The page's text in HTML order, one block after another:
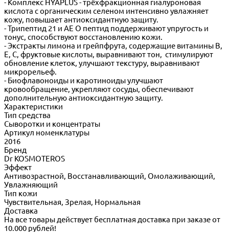
- Комплекс HYAPLUS - трёхфракционная гиалуроновая
кислота с органическим селеном интенсивно увлажняет
кожу, повышает антиоксидантную защиту.
- Трипептид 21 и АЕ О пептид поддерживают упругость и
тонус, способствуют восстановлению кожи.
- Экстракты лимона и грейпфрута, содержащие витамины B,
E, C, фруктовые кислоты, выравнивают тон, стимулируют
обновление клеток, улучшают текстуру, выравнивают
микрорельеф.
- Биофлавоноиды и каротиноиды улучшают
кровообращение, укрепляют сосуды, обеспечивают
дополнительную антиоксидантную защиту.
Характеристики
Тип средства
Сыворотки и концентраты
Артикул номенклатуры
2016
Бренд
Dr KOSMOTEROS
Эффект
Антивозрастной, Восстанавливающий, Омолаживающий,
Увлажняющий
Тип кожи
Чувствительная, Зрелая, Нормальная
Доставка
На все товары действует бесплатная доставка при заказе от
10.000 рублей!